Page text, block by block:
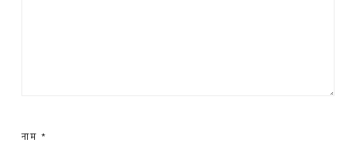
नाम *